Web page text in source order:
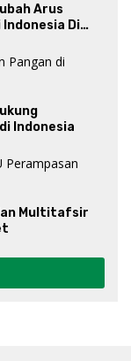
Arus
Indonesia Di
Indonesia
Multitafsir